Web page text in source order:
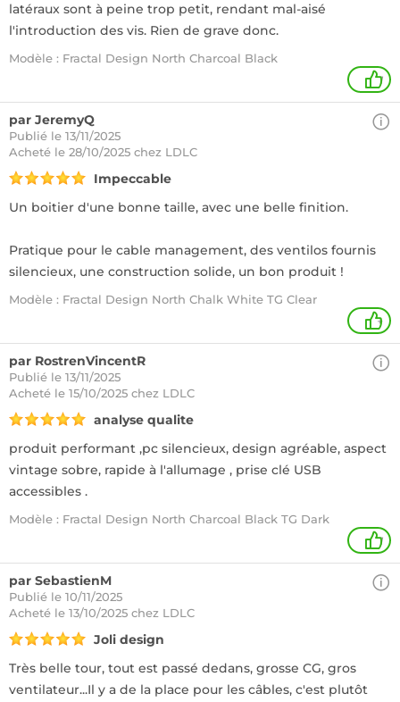
latéraux sont à peine trop petit, rendant mal-aisé
l'introduction des vis. Rien de grave donc.
Modèle : Fractal Design North Charcoal Black
1
par JeremyQ
Publié le 13/11/2025
Acheté le 28/10/2025 chez LDLC
Impeccable
Un boitier d'une bonne taille, avec une belle finition.
Pratique pour le cable management, des ventilos fournis
silencieux, une construction solide, un bon produit !
Modèle : Fractal Design North Chalk White TG Clear
+
par RostrenVincentR
Publié le 13/11/2025
Acheté le 15/10/2025 chez LDLC
analyse qualite
produit performant ,pc silencieux, design agréable, aspect
vintage sobre, rapide à l'allumage , prise clé USB
accessibles .
Modèle : Fractal Design North Charcoal Black TG Dark
1
par SebastienM
Publié le 10/11/2025
Acheté le 13/10/2025 chez LDLC
Joli design
Très belle tour, tout est passé dedans, grosse CG, gros
ventilateur...Il y a de la place pour les câbles, c'est plutôt